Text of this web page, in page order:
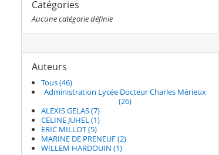
Catégories
Aucune catégorie définie
Auteurs
Tous (46)
Administration Lycée Docteur Charles Mérieux
(26)
ALEXIS GELAS (7)
CELINE JUHEL (1)
ERIC MILLOT (5)
MARINE DE PRENEUF (2)
WILLEM HARDOUIN (1)